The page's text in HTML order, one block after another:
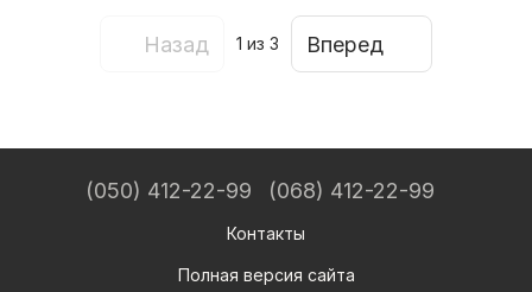
Назад 1 из 3 Вперед
(050) 412-22-99 (068) 412-22-99
Контакты
Полная версия сайта